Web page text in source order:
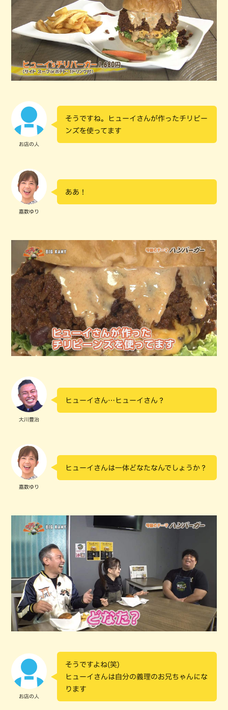
お店の人
そうですね。ヒューイさんが作ったチリビー
ンズを使ってます
嘉数ゆり
ああ！
大川豊治
ヒューイさん…ヒューイさん？
嘉数ゆり
ヒューイさんは一体どなたなんでしょうか？
お店の人
そうですよね(笑)
ヒューイさんは自分の義理のお兄ちゃんにな
ります